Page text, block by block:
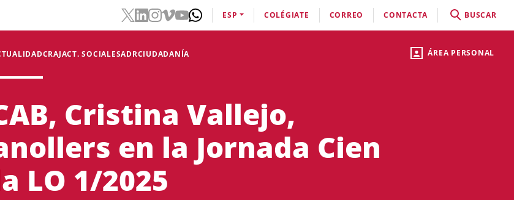
ÁREA PERSONAL
CRAJACT. SOCIALESADRCIUDADANÍA
ESP COLÉGIATE CORREO CONTACTA BUSCAR
Cristina Vallejo,
en la Jornada Cien
LO 1/2025